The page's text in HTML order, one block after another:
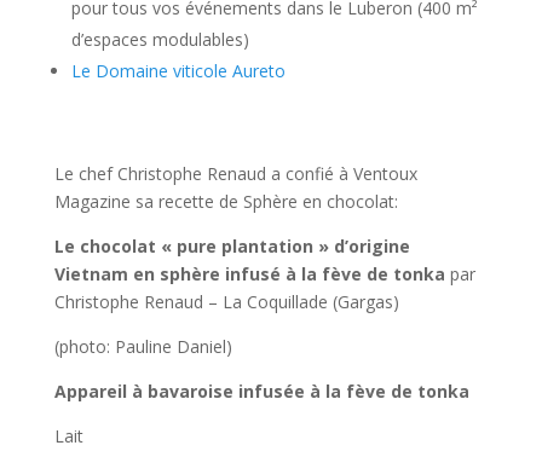
pour tous vos événements dans le Luberon (400 m²
d’espaces modulables)
Le Domaine viticole Aureto
Le chef Christophe Renaud a confié à Ventoux
Magazine sa recette de Sphère en chocolat:
Le chocolat « pure plantation » d’origine
Vietnam en sphère infusé à la fève de tonka par
Christophe Renaud – La Coquillade (Gargas)
(photo: Pauline Daniel)
Appareil à bavaroise infusée à la fève de tonka
Lait